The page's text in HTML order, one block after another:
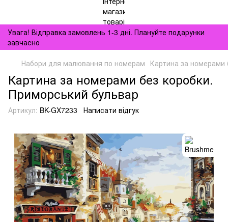
Увага! Відправка замовлень 1-3 дні. Плануйте подарунки
завчасно
Набори для малювання по номерам Картина за номерами
Картина за номерами без коробки.
Приморський бульвар
Артикул: BK-GX7233 Написати відгук